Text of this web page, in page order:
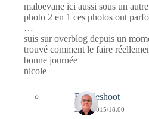
maloevane ici aussi sous un
photo 2 en 1 ces photos ont
…
suis sur overblog depuis un
trouvé comment le faire
bonne journée
nicole
Bernieshoot
20/01/2015/18:00